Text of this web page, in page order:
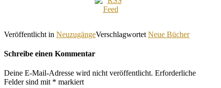
Veröffentlicht in NeuzugängeVerschlagwortet Neue Bücher
Schreibe einen Kommentar
Deine E-Mail-Adresse wird nicht veröffentlicht. Erforderliche
Felder sind mit * markiert